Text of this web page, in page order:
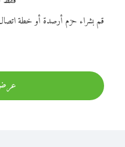
قم بشراء حزم أرصدة أو خطة